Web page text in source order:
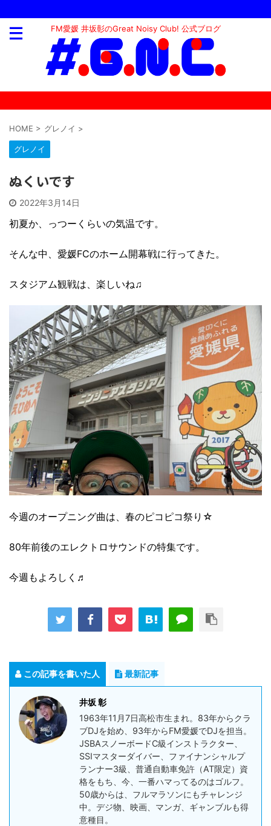
FM愛媛 井坂彰のGreat Noisy Club! 公式ブログ
HOME > グレノイ >
グレノイ
ぬくいです
2022年3月14日
初夏か、っつーくらいの気温です。
そんな中、愛媛FCのホーム開幕戦に行ってきた。
スタジアム観戦は、楽しいね♫
今週のオープニング曲は、春のピコピコ祭り☆
80年前後のエレクトロサウンドの特集です。
今週もよろしく♬
この記事を書いた人 最新記事
井坂 彰
1963年11月7日高松市生まれ。83年からクラ
ブDJを始め、93年からFM愛媛でDJを担当。
JSBAスノーボードC級インストラクター、
SSIマスターダイバー、ファイナンシャルプ
ランナー3級、普通自動車免許（AT限定）資
格をもち、今、一番ハマってるのはゴルフ。
50歳からは、フルマラソンにもチャレンジ
中。デジ物、映画、マンガ、ギャンブルも得
意種目。